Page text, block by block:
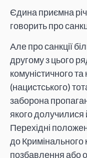
Єдина приємна річ
говорить про
Але про санкції
другому з цього
комуністичного
(нацистського)
заборона
якого
Перехідні
до
позбавлення або